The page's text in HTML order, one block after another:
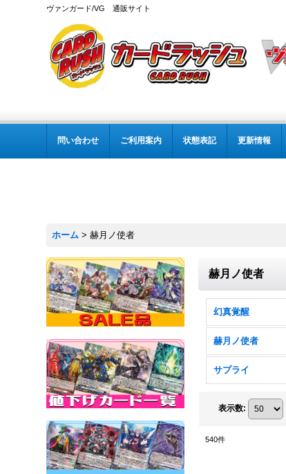
ヴァンガード/VG 通販サイト
問い合わせ ご利用案内 状態表記 更新情報
ホーム > 赫月ノ使者
赫月ノ使者
幻真覚醒
赫月ノ使者
サプライ
表示数:
540件